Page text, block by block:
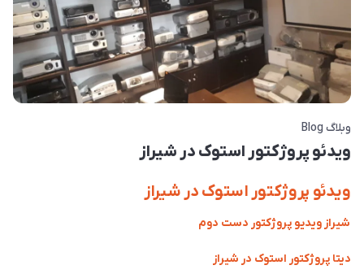
وبلاگ Blog
ویدئو پروژکتور استوک در شیراز
ویدئو پروژکتور استوک در شیراز
شیراز ویدیو پروژکتور دست دوم
دیتا پروژکتور استوک در شیراز